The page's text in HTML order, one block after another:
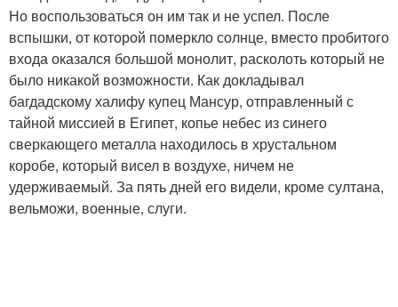
Но воспользоваться он им так и не успел. После
вспышки, от которой померкло солнце, вместо пробитого
входа оказался большой монолит, расколоть который не
было никакой возможности. Как докладывал
багдадскому халифу купец Мансур, отправленный с
тайной миссией в Египет, копье небес из синего
сверкающего металла находилось в хрустальном
коробе, который висел в воздухе, ничем не
удерживаемый. За пять дней его видели, кроме султана,
вельможи, военные, слуги.